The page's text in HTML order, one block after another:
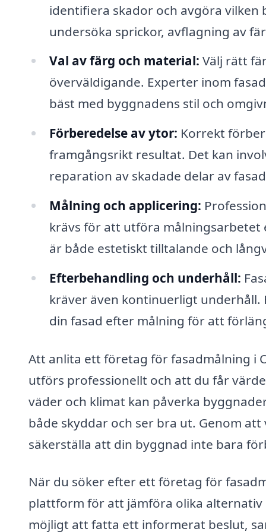
identifiera skador och avgöra
undersöka sprickor, avflagning av
Val av färg och material: Välj rätt
överväldigande. Experter inom
bäst med byggnadens stil och
Förberedelse av ytor: Korrekt
framgångsrikt resultat. Det kan
reparation av skadade delar av
Målning och applicering:
krävs för att utföra
är både estetiskt tilltalande och
Efterbehandling och underhåll:
kräver även kontinuerligt underhåll.
din fasad efter målning för att
Att anlita ett företag för fasadmålning i
utförs professionellt och att du får
väder och klimat kan påverka
både skyddar och ser bra ut. Genom
säkerställa att din byggnad inte bara
När du söker efter ett företag för
plattform för att jämföra olika
möjligt att fatta ett informerat beslut,